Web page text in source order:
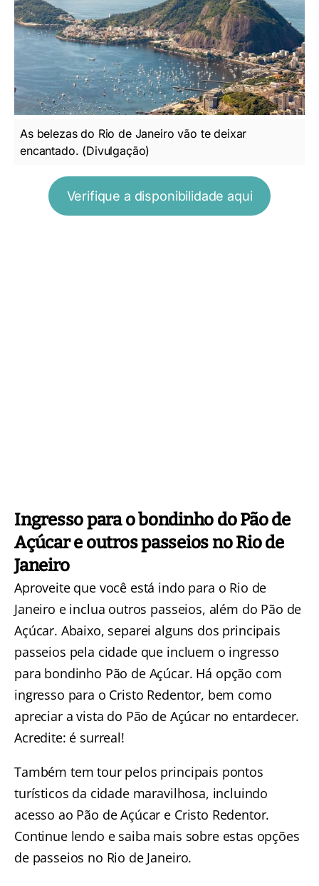
As belezas do Rio de Janeiro vão te deixar
encantado. (Divulgação)
Verifique a disponibilidade aqui
Ingresso para o bondinho do Pão de
Açúcar e outros passeios no Rio de
Janeiro
Aproveite que você está indo para o Rio de
Janeiro e inclua outros passeios, além do Pão de
Açúcar. Abaixo, separei alguns dos principais
passeios pela cidade que incluem o ingresso
para bondinho Pão de Açúcar. Há opção com
ingresso para o Cristo Redentor, bem como
apreciar a vista do Pão de Açúcar no entardecer.
Acredite: é surreal!
Também tem tour pelos principais pontos
turísticos da cidade maravilhosa, incluindo
acesso ao Pão de Açúcar e Cristo Redentor.
Continue lendo e saiba mais sobre estas opções
de passeios no Rio de Janeiro.